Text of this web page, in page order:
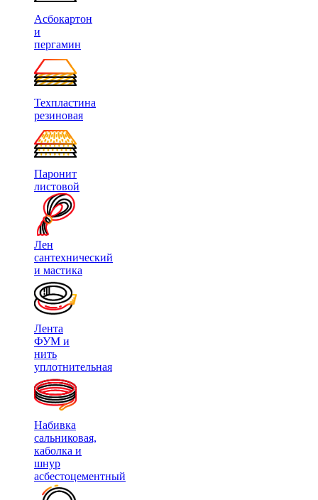
Асбокартон
и
пергамин
Техпластина
резиновая
Паронит
листовой
Лен
сантехнический
и мастика
Лента
ФУМ и
нить
уплотнительная
Набивка
сальниковая,
каболка и
шнур
асбестоцементный